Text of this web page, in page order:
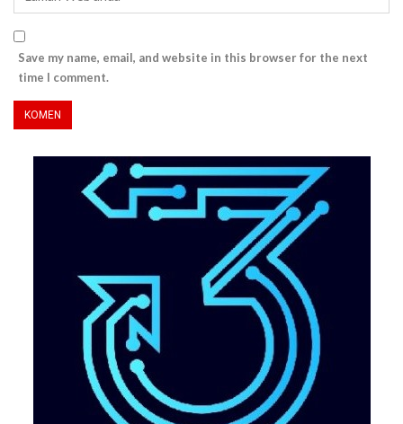
Save my name, email, and website in this browser for the next
time I comment.